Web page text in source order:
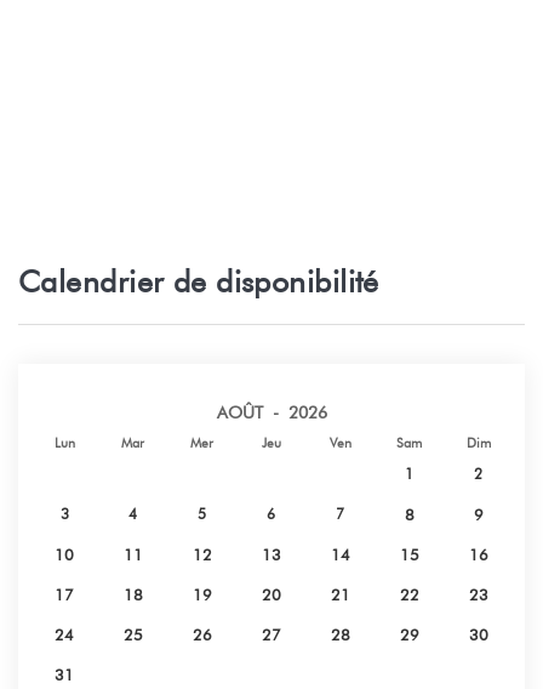
Calendrier de disponibilité
AOÛT - 2026
Lun Mar Mer Jeu Ven Sam Dim
1 2
3 4 5 6 7 8 9
10 11 12 13 14 15 16
17 18 19 20 21 22 23
24 25 26 27 28 29 30
31